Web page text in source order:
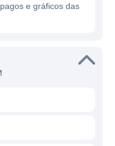
e gráficos das